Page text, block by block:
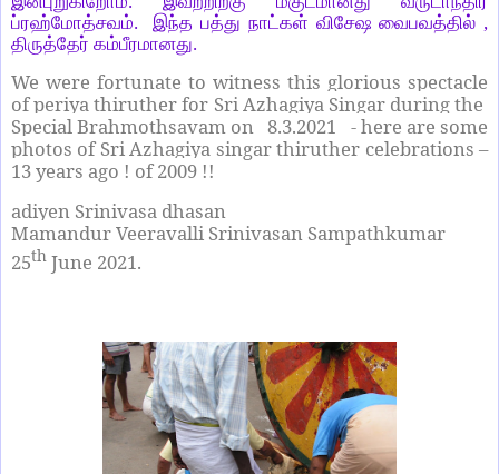
ப்ரஹ்மோத்சவம். இந்த பத்து நாட்கள் விசேஷ வைபவத்தில் ,
திருத்தேர் கம்பீரமானது.
We were fortunate to witness this glorious spectacle
of periya thiruther for Sri Azhagiya Singar during the
Special Brahmothsavam on 8.3.2021 - here are some
photos of Sri Azhagiya singar thiruther celebrations –
13 years ago ! of 2009 !!
adiyen Srinivasa dhasan
Mamandur Veeravalli Srinivasan Sampathkumar
25th June 2021.